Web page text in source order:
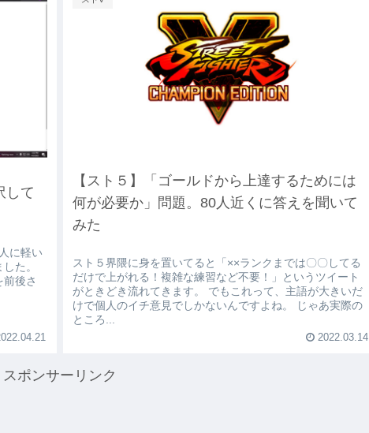
して
に軽い
た。
後さ
【スト５】「ゴールドから上達するためには
何が必要か」問題。80人近くに答えを聞いて
みた
スト５界隈に身を置いてると「××ランクまでは〇〇してる
だけで上がれる！複雑な練習など不要！」というツイート
がときどき流れてきます。 でもこれって、主語が大きいだ
けで個人のイチ意見でしかないんですよね。 じゃあ実際の
ところ...
2022.03.14
スポンサーリンク